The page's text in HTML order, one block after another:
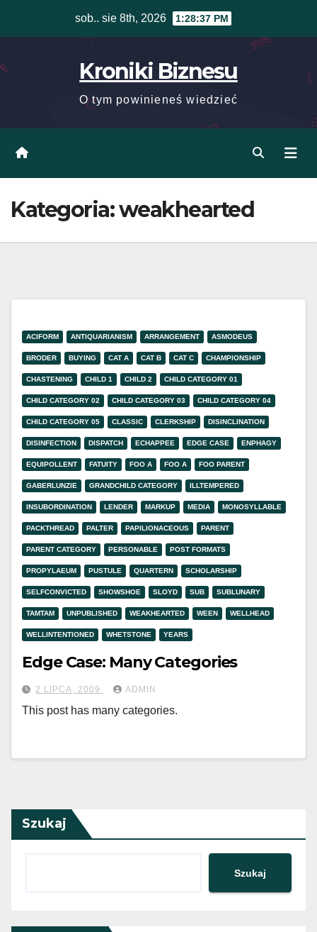
sob.. sie 8th, 2026 1:28:38 PM
Kroniki Biznesu
O tym powinieneś wiedzieć
Kategoria:weakhearted
ACIFORM ANTIQUARIANISM ARRANGEMENT ASMODEUS
BRODER BUYING CAT A CAT B CAT C CHAMPIONSHIP
CHASTENING CHILD 1 CHILD 2 CHILD CATEGORY 01
CHILD CATEGORY 02 CHILD CATEGORY 03 CHILD CATEGORY 04
CHILD CATEGORY 05 CLASSIC CLERKSHIP DISINCLINATION
DISINFECTION DISPATCH ECHAPPEE EDGE CASE ENPHAGY
EQUIPOLLENT FATUITY FOO A FOO A FOO PARENT
GABERLUNZIE GRANDCHILD CATEGORY ILLTEMPERED
INSUBORDINATION LENDER MARKUP MEDIA MONOSYLLABLE
PACKTHREAD PALTER PAPILIONACEOUS PARENT
PARENT CATEGORY PERSONABLE POST FORMATS
PROPYLAEUM PUSTULE QUARTERN SCHOLARSHIP
SELFCONVICTED SHOWSHOE SLOYD SUB SUBLUNARY
TAMTAM UNPUBLISHED WEAKHEARTED WEEN WELLHEAD
WELLINTENTIONED WHETSTONE YEARS
Edge Case: Many Categories
2 LIPCA, 2009 ADMIN
This post has many categories.
Szukaj
Szukaj